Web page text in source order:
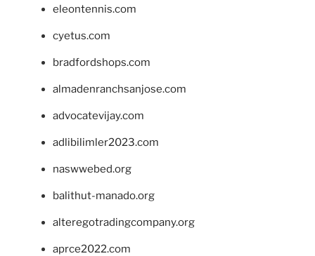
eleontennis.com
cyetus.com
bradfordshops.com
almadenranchsanjose.com
advocatevijay.com
adlibilimler2023.com
naswwebed.org
balithut-manado.org
alteregotradingcompany.org
aprce2022.com